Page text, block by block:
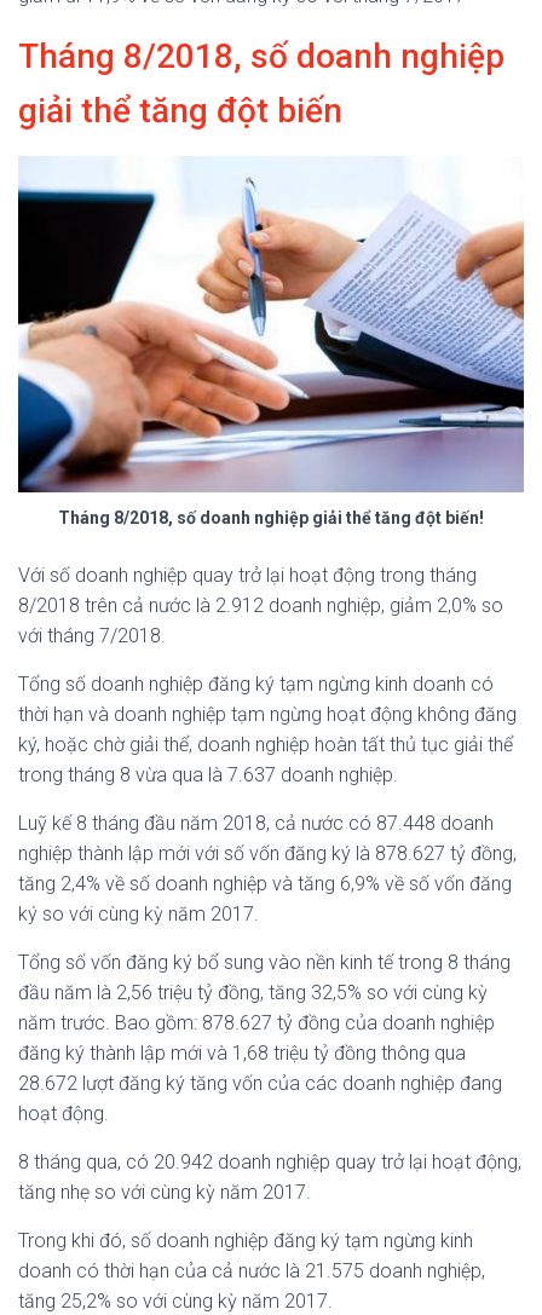
Tháng 8/2018, số doanh nghiệp
giải thể tăng đột biến
Tháng 8/2018, số doanh nghiệp giải thể tăng đột biến!
Với số doanh nghiệp quay trở lại hoạt động trong tháng
8/2018 trên cả nước là 2.912 doanh nghiệp, giảm 2,0% so
với tháng 7/2018.
Tổng số doanh nghiệp đăng ký tạm ngừng kinh doanh có
thời hạn và doanh nghiệp tạm ngừng hoạt động không đăng
ký, hoặc chờ giải thể, doanh nghiệp hoàn tất thủ tục giải thể
trong tháng 8 vừa qua là 7.637 doanh nghiệp.
Luỹ kế 8 tháng đầu năm 2018, cả nước có 87.448 doanh
nghiệp thành lập mới với số vốn đăng ký là 878.627 tỷ đồng,
tăng 2,4% về số doanh nghiệp và tăng 6,9% về số vốn đăng
ký so với cùng kỳ năm 2017.
Tổng số vốn đăng ký bổ sung vào nền kinh tế trong 8 tháng
đầu năm là 2,56 triệu tỷ đồng, tăng 32,5% so với cùng kỳ
năm trước. Bao gồm: 878.627 tỷ đồng của doanh nghiệp
đăng ký thành lập mới và 1,68 triệu tỷ đồng thông qua
28.672 lượt đăng ký tăng vốn của các doanh nghiệp đang
hoạt động.
8 tháng qua, có 20.942 doanh nghiệp quay trở lại hoạt động,
tăng nhẹ so với cùng kỳ năm 2017.
Trong khi đó, số doanh nghiệp đăng ký tạm ngừng kinh
doanh có thời hạn của cả nước là 21.575 doanh nghiệp,
tăng 25,2% so với cùng kỳ năm 2017.